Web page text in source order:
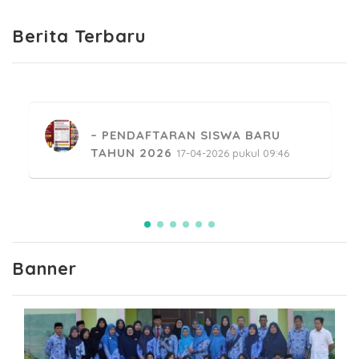
Berita TerbaruPENDAFTARAN SISWA BARU
PESANTREN KILAT RAMADHAN
MENGAJI SMKN 2 SINJAI
24-02-2026 pukul 14:34
Banner